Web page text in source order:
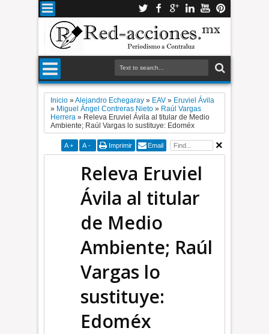
Inicio »Alejandro Echegaray » EAV » Eruviel Ávila
» Miguel Ángel Contreras Nieto » Raúl Vargas
Herrera » Releva Eruviel Ávila al titular de Medio
Ambiente; Raúl Vargas lo sustituye: Edoméx
A + A - Imprimir Email
Releva Eruviel
Ávila al titular
de Medio
Ambiente; Raúl
Vargas lo
sustituye:
Edoméx